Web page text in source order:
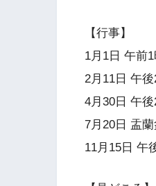
【行事】
1月1日 午前
2月11日 午後
4月30日 午
7月20日 盂
11月15日 午